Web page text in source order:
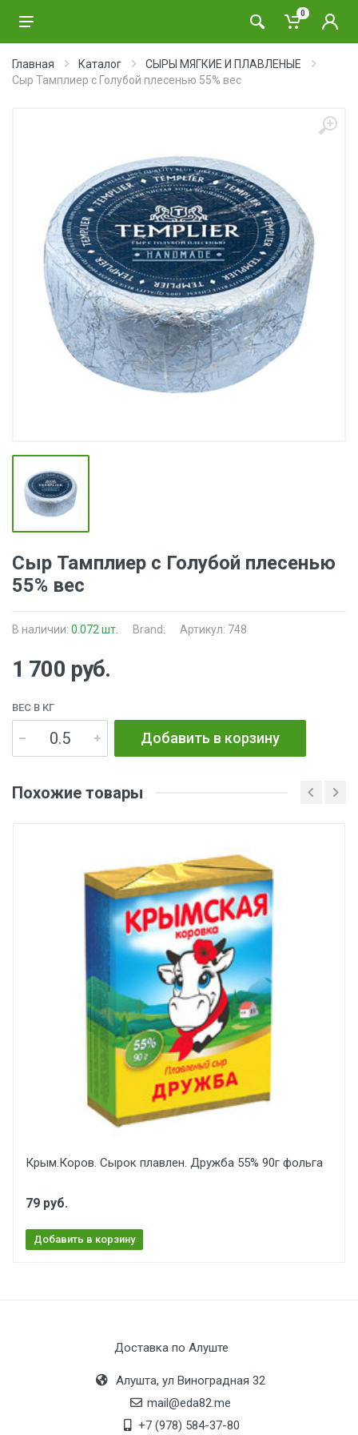
0
Главная Каталог
СЫРЫ МЯГКИЕ И ПЛАВЛЕНЫЕ
Сыр Тамплиер с Голубой плесенью 55% вес
Сыр Тамплиер с Голубой плесенью
55% вес
В наличии: 0.072 шт. Brand: Артикул: 748
1 700 руб.
ВЕС В КГ
Добавить в корзину
Похожие товары
Крым.Коров. Сырок плавлен. Дружба 55% 90г фольга
79 руб.
Добавить в корзину
Доставка по Алуште
Алушта, ул Виноградная 32
mail@eda82.me
+7 (978) 584-37-80